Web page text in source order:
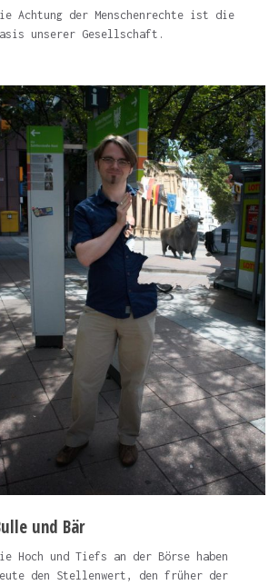
Achtung der Menschenrechte ist die
unserer Gesellschaft.
und Bär
Hoch und Tiefs an der Börse haben
den Stellenwert, den früher der